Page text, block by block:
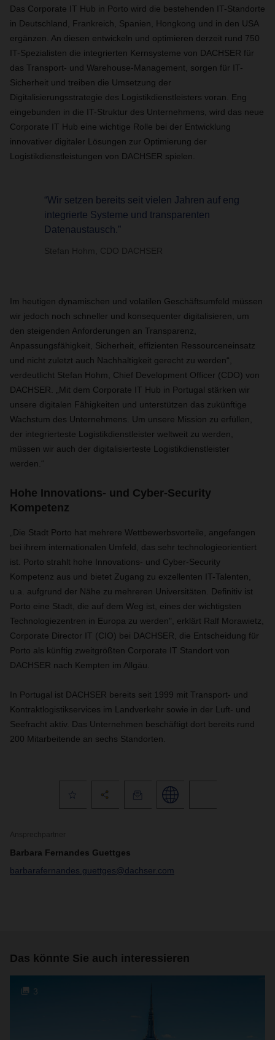
Das Corporate IT Hub in Porto wird die bestehenden IT-Standorte
in Deutschland, Frankreich, Spanien, Hongkong und in den USA
ergänzen. An diesen entwickeln und optimieren derzeit rund 750
IT-Spezialisten die integrierten Kernsysteme von DACHSER für
das Transport- und Warehouse-Management, sorgen für IT-
Sicherheit und treiben die Umsetzung der
Digitalisierungsstrategie des Logistikdienstleisters voran. Eng
eingebunden in die IT-Struktur des Unternehmens, wird das neue
Corporate IT Hub eine wichtige Rolle bei der Entwicklung
innovativer digitaler Lösungen zur Optimierung der
Logistikdienstleistungen von DACHSER spielen.
“Wir setzen bereits seit vielen Jahren auf eng
integrierte Systeme und transparenten
Datenaustausch.”
Stefan Hohm, CDO DACHSER
Im heutigen dynamischen und volatilen Geschäftsumfeld müssen
wir jedoch noch schneller und konsequenter digitalisieren, um
den steigenden Anforderungen an Transparenz,
Anpassungsfähigkeit, Sicherheit, effizienten Ressourceneinsatz
und nicht zuletzt auch Nachhaltigkeit gerecht zu werden“,
verdeutlicht Stefan Hohm, Chief Development Officer (CDO) von
DACHSER. „Mit dem Corporate IT Hub in Portugal stärken wir
unsere digitalen Fähigkeiten und unterstützen das zukünftige
Wachstum des Unternehmens. Um unsere Mission zu erfüllen,
der integrierteste Logistikdienstleister weltweit zu werden,
müssen wir auch der digitalisierteste Logistikdienstleister
werden.“
Hohe Innovations- und Cyber-Security
Kompetenz
„Die Stadt Porto hat mehrere Wettbewerbsvorteile, angefangen
bei ihrem internationalen Umfeld, das sehr technologieorientiert
ist. Porto strahlt hohe Innovations- und Cyber-Security
Kompetenz aus und bietet Zugang zu exzellenten IT-Talenten,
u.a. aufgrund der Nähe zu mehreren Universitäten. Definitiv ist
Porto eine Stadt, die auf dem Weg ist, eines der wichtigsten
Technologiezentren in Europa zu werden", erklärt Ralf Morawietz,
Corporate Director IT (CIO) bei DACHSER, die Entscheidung für
Porto als künftig zweitgrößten Corporate IT Standort von
DACHSER nach Kempten im Allgäu.
In Portugal ist DACHSER bereits seit 1999 mit Transport- und
Kontraktlogistikservices im Landverkehr sowie in der Luft- und
Seefracht aktiv. Das Unternehmen beschäftigt dort bereits rund
200 Mitarbeitende an sechs Standorten.
Ansprechpartner
Barbara Fernandes Guettges
barbarafernandes.guettges@dachser.com
Das könnte Sie auch interessieren
3